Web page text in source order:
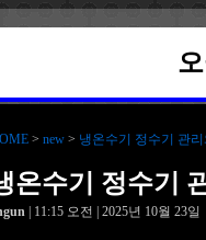
> new > 냉온수기 정수기 관리
온수기 정수기
| 11:15 오전 | 2025년 10월 23일